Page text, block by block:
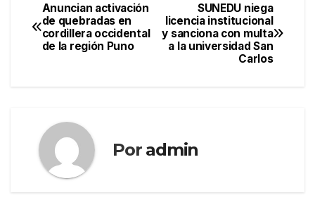
Navegación
de
SUNEDU niega
licencia institucional
y sanciona con multa
a la universidad San
Carlos
Anuncian activación
de quebradas en
cordillera occidental
de la región Puno
Por admin